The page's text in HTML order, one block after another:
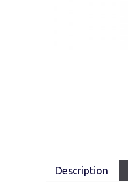
Description